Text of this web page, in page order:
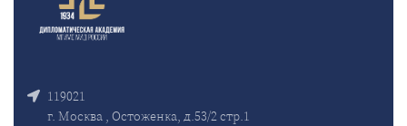
119021
г. Москва , Остоженка, д.53/2 стр.1